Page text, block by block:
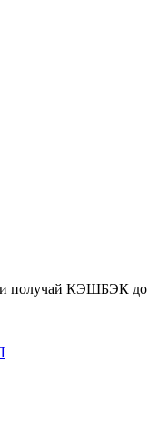
и получай КЭШБЭК до